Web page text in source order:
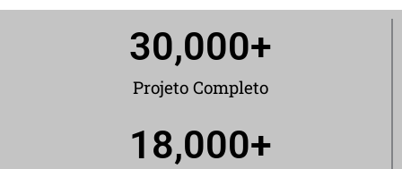
Projeto Completo
30,000+
18,000+